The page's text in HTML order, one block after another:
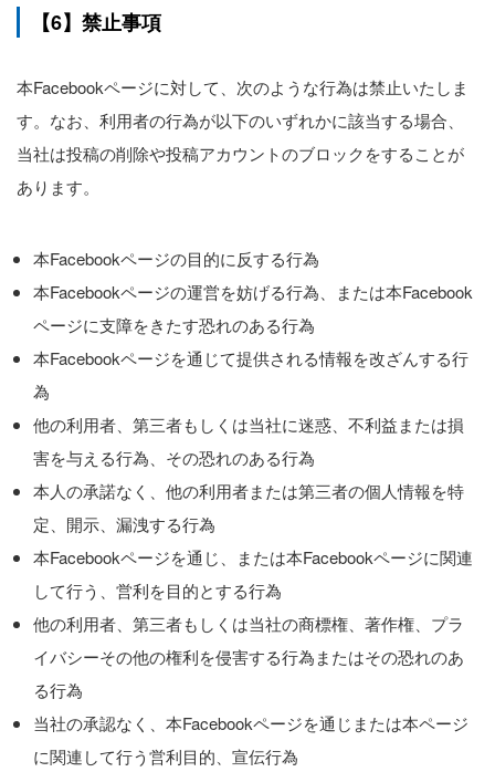
【6】禁止事項
本Facebookページに対して、次のような行為は禁止いたしま
す。なお、利用者の行為が以下のいずれかに該当する場合、
当社は投稿の削除や投稿アカウントのブロックをすることが
あります。
本Facebookページの目的に反する行為
本Facebookページの運営を妨げる行為、または本Facebook
ページに支障をきたす恐れのある行為
本Facebookページを通じて提供される情報を改ざんする行
為
他の利用者、第三者もしくは当社に迷惑、不利益または損
害を与える行為、その恐れのある行為
本人の承諾なく、他の利用者または第三者の個人情報を特
定、開示、漏洩する行為
本Facebookページを通じ、または本Facebookページに関連
して行う、営利を目的とする行為
他の利用者、第三者もしくは当社の商標権、著作権、プラ
イバシーその他の権利を侵害する行為またはその恐れのあ
る行為
当社の承認なく、本Facebookページを通じまたは本ページ
に関連して行う営利目的、宣伝行為